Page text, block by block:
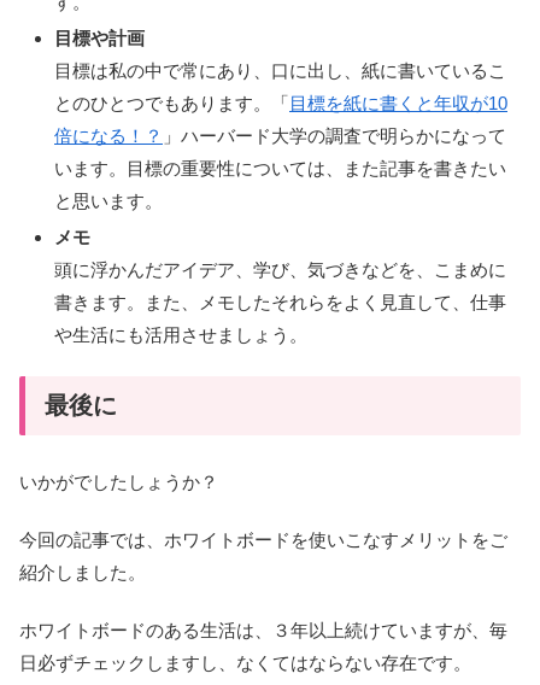
目標や計画
目標は私の中で常にあり、口に出し、紙に書いているこ
とのひとつでもあります。「目標を紙に書くと年収が10
倍になる！？ 」ハーバード大学の調査で明らかになって
います。目標の重要性については、また記事を書きたい
と思います。
メモ
頭に浮かんだアイデア、学び、気づきなどを、こまめに
書きます。また、メモしたそれらをよく見直して、仕事
や生活にも活用させましょう。
最後に
いかがでしたしょうか？
今回の記事では、ホワイトボードを使いこなすメリットをご
紹介しました。
ホワイトボードのある生活は、３年以上続けていますが、毎
日必ずチェックしますし、なくてはならない存在です。